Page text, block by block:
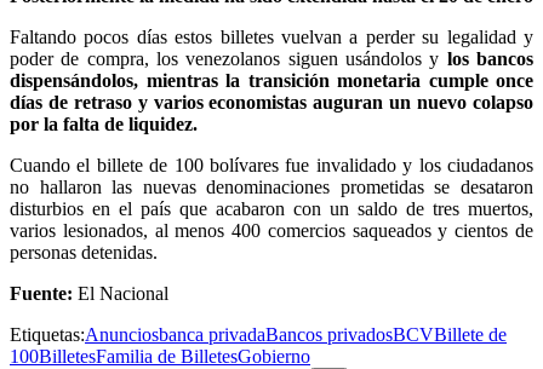
Faltando pocos días estos billetes vuelvan a perder su legalidad y
poder de compra, los venezolanos siguen usándolos y los bancos
dispensándolos, mientras la transición monetaria cumple once
días de retraso y varios economistas auguran un nuevo colapso
por la falta de liquidez.
Cuando el billete de 100 bolívares fue invalidado y los ciudadanos
no hallaron las nuevas denominaciones prometidas se desataron
disturbios en el país que acabaron con un saldo de tres muertos,
varios lesionados, al menos 400 comercios saqueados y cientos de
personas detenidas.
Fuente: El Nacional
Etiquetas:Anunciosbanca privadaBancos privadosBCVBillete de
100BilletesFamilia de BilletesGobierno